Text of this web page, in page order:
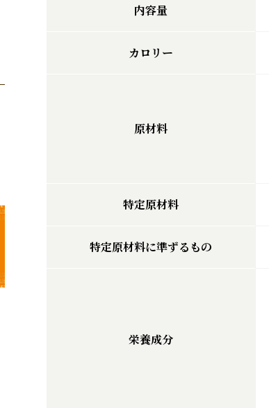
内容量
カロリー
原材料
特定原材料
特定原材料に準ずるもの
栄養成分